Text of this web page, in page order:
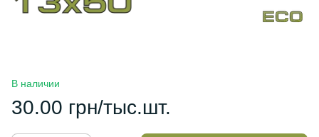
В наличии
30.00 грн/тыс.шт.